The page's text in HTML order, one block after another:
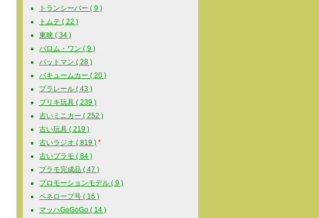
トランシーバー ( 9 )
トムテ ( 22 )
東映 ( 34 )
バロム・ワン ( 9 )
バットマン ( 28 )
バキュームカー ( 20 )
プラレール ( 43 )
ブリキ玩具 ( 239 )
古いミニカー ( 252 )
古い玩具 ( 219 )
古いラジオ ( 819 ) *
古いプラモ ( 84 )
プラモ完成品 ( 47 )
プロモーションモデル ( 9 )
ペネロープ号 ( 16 )
マッハGoGoGo ( 14 )